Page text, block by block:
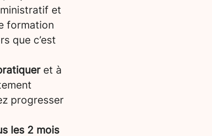
et
formation
que c’est
et à
progresser
les 2 mois